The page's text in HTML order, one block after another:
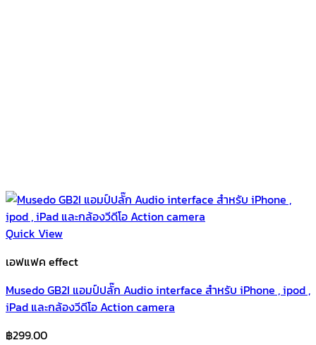
Quick View
เอฟแฟค effect
Musedo GB2I แอมป์ปลั๊ก Audio interface สำหรับ iPhone , ipod ,
iPad และกล้องวีดีโอ Action camera
฿299.00